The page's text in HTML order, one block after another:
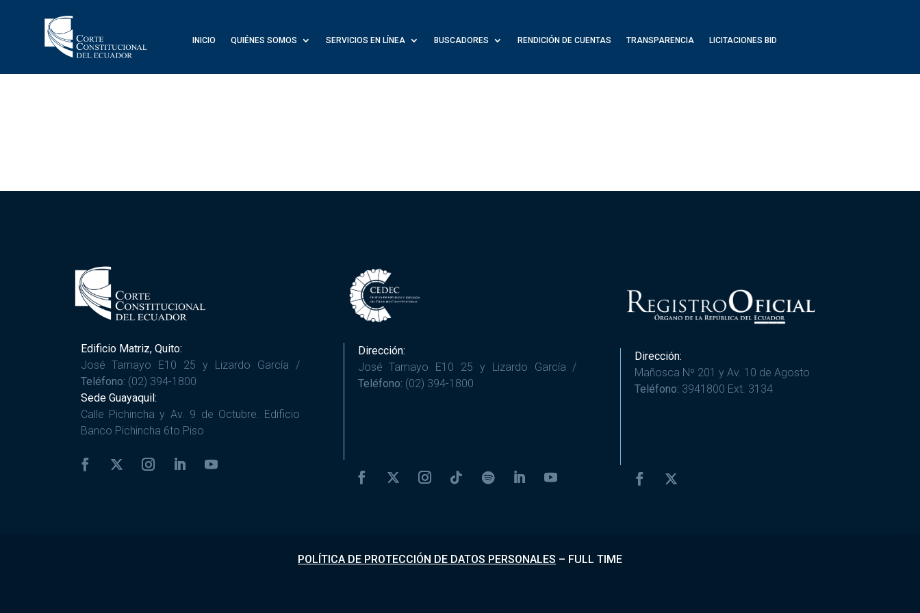
INICIO QUIÉNES SOMOS SERVICIOS EN LÍNEA BUSCADORES RENDICIÓN DE CUENTAS TRANSPARENCIA LICITACIONES BID
Edificio Matriz, Quito:
José Tamayo E10 25 y Lizardo García /
Teléfono: (02) 394-1800
Sede Guayaquil:
Calle Pichincha y Av. 9 de Octubre. Edificio
Banco Pichincha 6to Piso
Dirección:
José Tamayo E10 25 y Lizardo García /
Teléfono: (02) 394-1800
Dirección:
Mañosca Nº 201 y Av. 10 de Agosto
Teléfono: 3941800 Ext. 3134
POLÍTICA DE PROTECCIÓN DE DATOS PERSONALES – FULL TIME